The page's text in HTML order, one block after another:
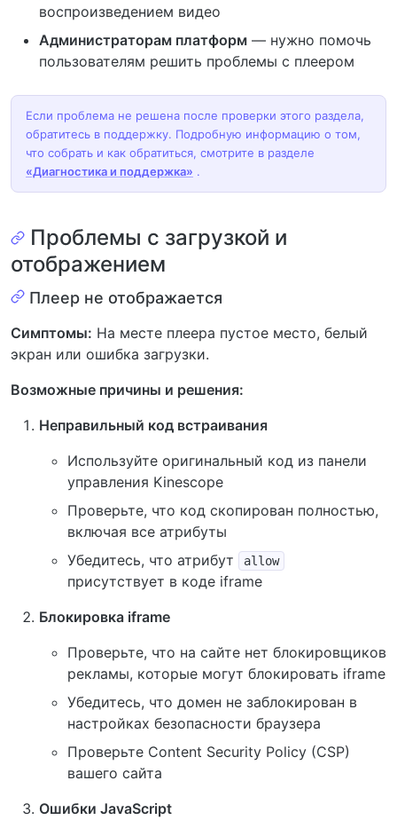
воспроизведением видео
Администраторам платформ — нужно помочь
пользователям решить проблемы с плеером
Если проблема не решена после проверки этого раздела,
обратитесь в поддержку. Подробную информацию о том,
что собрать и как обратиться, смотрите в разделе
«Диагностика и поддержка» .
Проблемы с загрузкой и
отображением
Плеер не отображается
Симптомы: На месте плеера пустое место, белый
экран или ошибка загрузки.
Возможные причины и решения:
Неправильный код встраивания
Используйте оригинальный код из панели
управления Kinescope
Проверьте, что код скопирован полностью,
включая все атрибуты
Убедитесь, что атрибут
allow
присутствует в коде iframe
Блокировка iframe
Проверьте, что на сайте нет блокировщиков
рекламы, которые могут блокировать iframe
Убедитесь, что домен не заблокирован в
настройках безопасности браузера
Проверьте Content Security Policy (CSP)
вашего сайта
Ошибки JavaScript